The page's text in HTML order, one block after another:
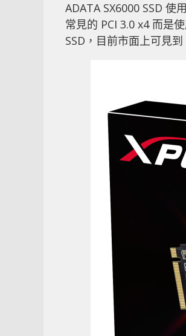
ADATA SX6000 SSD
常見的 PCI 3.0 x4 而是
SSD，目前市面上可見